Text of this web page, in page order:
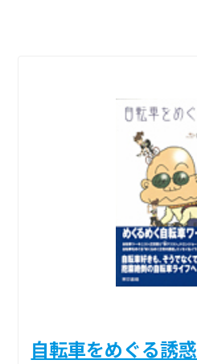
自転車をめぐる誘惑